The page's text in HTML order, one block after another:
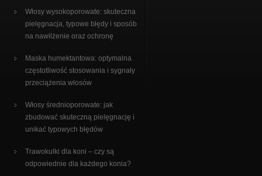
Włosy wysokoporowate: skuteczna
pielęgnacja, typowe błędy i sposób
na nawilżenie oraz ochronę
Maska humektantowa: optymalna
częstotliwość stosowania i sygnały
przeciążenia włosów
Włosy średnioporowate: jak
zbudować skuteczną pielęgnację i
unikać typowych błędów
Trawokulki dla koni – czy są
odpowiednie dla każdego konia?